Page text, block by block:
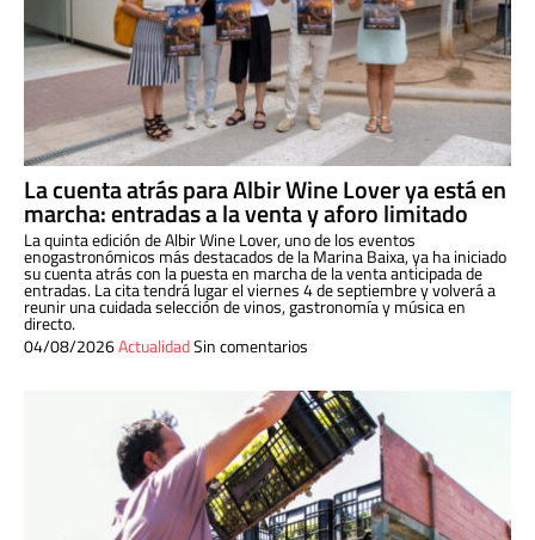
La cuenta atrás para Albir Wine Lover ya está en
marcha: entradas a la venta y aforo limitado
La quinta edición de Albir Wine Lover, uno de los eventos
enogastronómicos más destacados de la Marina Baixa, ya ha iniciado
su cuenta atrás con la puesta en marcha de la venta anticipada de
entradas. La cita tendrá lugar el viernes 4 de septiembre y volverá a
reunir una cuidada selección de vinos, gastronomía y música en
directo.
04/08/2026ActualidadSin comentarios